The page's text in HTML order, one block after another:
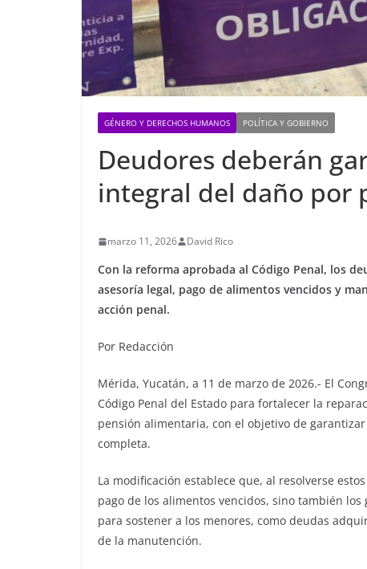
GÉNERO Y DERECHOS HUMANOS POLÍTICA Y GOBIERNO
Deudores deberán
integral del daño por
marzo 11, 2026 David Rico
Con la reforma aprobada al Código Penal, los
asesoría legal, pago de alimentos vencidos y
acción penal.
Por Redacción
Mérida, Yucatán, a 11 de marzo de 2026.- El
Código Penal del Estado para fortalecer la
pensión alimentaria, con el objetivo de
completa.
La modificación establece que, al resolverse
pago de los alimentos vencidos, sino también
para sostener a los menores, como deudas
de la manutención.